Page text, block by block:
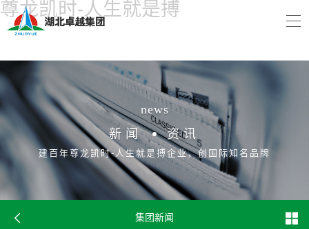
尊龙凯时-人生就是搏
news
新闻
资讯
建百年尊龙凯时-人生就是搏企业，创国际知名品牌
集团新闻